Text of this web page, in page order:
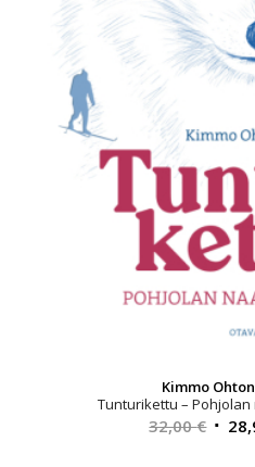
Kimmo
Tunturikettu –
32,00€